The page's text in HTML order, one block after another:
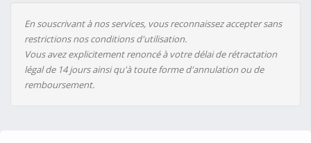
En souscrivant à nos services, vous reconnaissez accepter sans
restrictions nos conditions d'utilisation.
Vous avez explicitement renoncé à votre délai de rétractation
légal de 14 jours ainsi qu'à toute forme d'annulation ou de
remboursement.